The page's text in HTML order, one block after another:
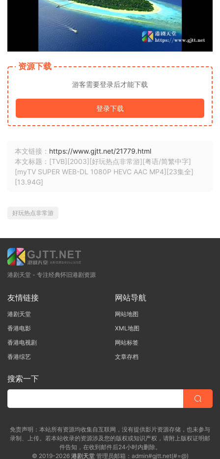
资源下载
游客需要登录后才能下载
登录下载
本文链接： https://www.gjtt.net/21779.html
本文标题：[TVB][2003][好玩热点非常游][粤语/简繁中字]
[myTV SUPER WEB-DL 1080P HEVC AAC MP4][23集全]
[13.94G]
好玩热点非常游
港剧天堂 - 专注经典怀旧港剧资源
友情链接
港剧天堂
香港电影
香港电视剧
香港综艺
网站导航
网站地图
XML地图
网站标签
文章存档
搜索一下
免责声明：本站所有资源均收集自互联网，没有提供影片资源存储，也未参与
录制、上传。若本站收录的资源涉及您的版权或知识产权，请附上版权证明邮
件告知，在收到邮件后24小时内删除。
© 2019-2026 港剧天堂管理员邮箱：admin#gjtt.net(#=@)